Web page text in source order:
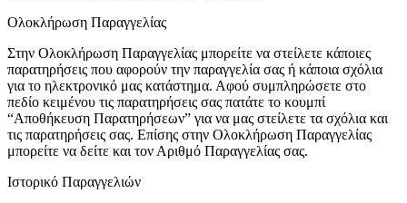
Ολοκλήρωση Παραγγελίας
Στην Ολοκλήρωση Παραγγελίας μπορείτε να στείλετε κάποιες
παρατηρήσεις που αφορούν την παραγγελία σας ή κάποια σχόλια
για το ηλεκτρονικό μας κατάστημα. Αφού συμπληρώσετε στο
πεδίο κειμένου τις παρατηρήσεις σας πατάτε το κουμπί
“Αποθήκευση Παρατηρήσεων” για να μας στείλετε τα σχόλια και
τις παρατηρήσεις σας. Επίσης στην Ολοκλήρωση Παραγγελίας
μπορείτε να δείτε και τον Αριθμό Παραγγελίας σας.
Ιστορικό Παραγγελιών